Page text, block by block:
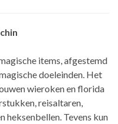
items, afgestemd
doeleinden. Het
wieroken en florida
reisaltaren,
heksenbellen. Tevens kun